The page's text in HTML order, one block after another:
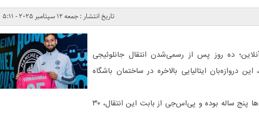
تاریخ انتشار : جمعه 12 سپتامبر 2025 - 5:11
ده روز پس از رسمی‌شدن انتقال جانلوئیجی
دروازه‌بان ایتالیایی بالاخره در ساختمان باشگاه
قرارداد دوناروما با سیتیزن‌ها پنج ساله بوده و پی‌اس‌جی از بابت این انتقال، ۳۰